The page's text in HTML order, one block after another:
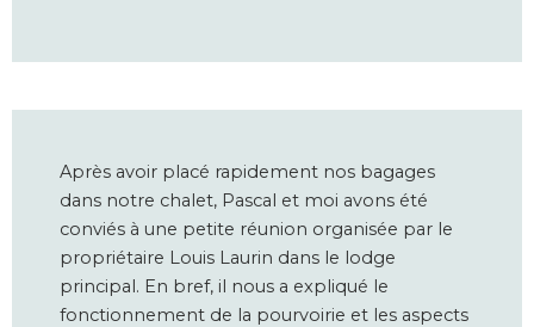
Après avoir placé rapidement nos bagages
dans notre chalet, Pascal et moi avons été
conviés à une petite réunion organisée par le
propriétaire Louis Laurin dans le lodge
principal. En bref, il nous a expliqué le
fonctionnement de la pourvoirie et les aspects